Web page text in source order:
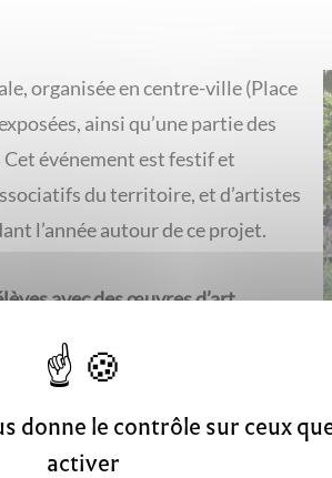
donne le contrôle sur ceux
activer
organisée en centre-ville (Place
ainsi qu’une partie des
événement est festif et
du territoire, et d’artistes
l’année autour de ce projet.
avec des œuvres d’art
du musée à des publics éloignés